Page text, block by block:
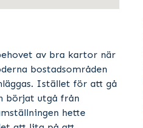
av bra kartor när
bostadsområden
Istället för att gå
börjat utgå från
hette